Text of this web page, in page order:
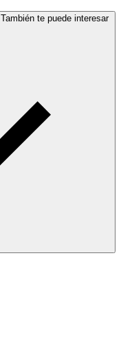
También te puede interesar